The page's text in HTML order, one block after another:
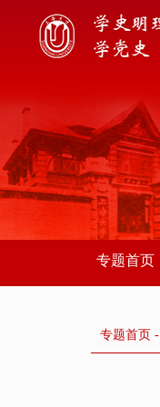
专题首页
专题首页 -